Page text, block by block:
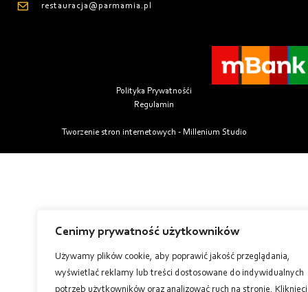
Cenimy prywatność użytkowników
Używamy plików cookie, aby poprawić jakość przeglądania,
wyświetlać reklamy lub treści dostosowane do indywidualnych
potrzeb użytkowników oraz analizować ruch na stronie.
restauracja@parmamia.pl
Polityka Prywatnośći
Regulamin
Tworzenie stron internetowych - Millenium Studio